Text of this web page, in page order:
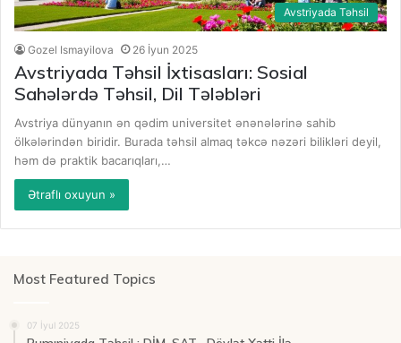
Avstriyada Təhsil
Gozel Ismayilova 26 İyun 2025
Avstriyada Təhsil İxtisasları: Sosial
Sahələrdə Təhsil, Dil Tələbləri
Avstriya dünyanın ən qədim universitet ənənələrinə sahib
ölkələrindən biridir. Burada təhsil almaq təkcə nəzəri bilikləri deyil,
həm də praktik bacarıqları,…
Ətraflı oxuyun »
Most Featured Topics
07 İyul 2025